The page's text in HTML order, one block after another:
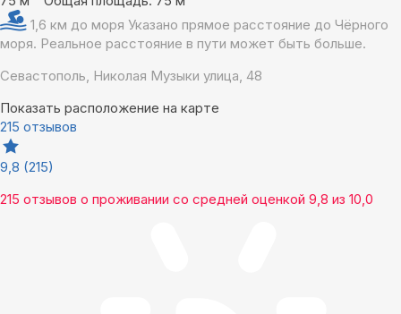
1,6 км до моря Указано прямое расстояние до Чёрного
моря. Реальное расстояние в пути может быть больше.
Севастополь, Николая Музыки улица, 48
Показать расположение на карте
215 отзывов
9,8 (215)
215 отзывов о проживании со средней оценкой 9,8 из 10,0